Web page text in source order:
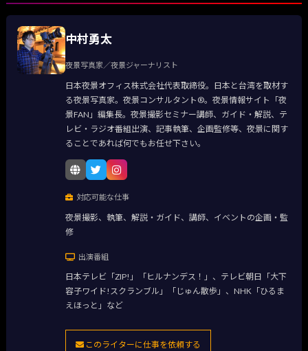
中村勇太
夜景写真家／夜景ジャーナリスト
日本夜景オフィス株式会社代表取締役。日本と台湾を取材す
る夜景写真家。夜景コンサルタント®。夜景情報サイト「夜
景FAN」編集長。夜景撮影セミナー講師、ガイド・解説、テ
レビ・ラジオ番組出演、記事執筆、企画監修等、夜景に関す
ることであれば何でもお任せ下さい。
対応可能な仕事
夜景撮影、執筆、解説・ガイド、講師、イベントの企画・監
修
出演番組
日本テレビ「ZIP!」「ヒルナンデス！」、テレビ朝日「大下
容子ワイド!スクランブル」「じゅん散歩」、NHK「ひるま
えほっと」など
このライターに仕事を依頼する